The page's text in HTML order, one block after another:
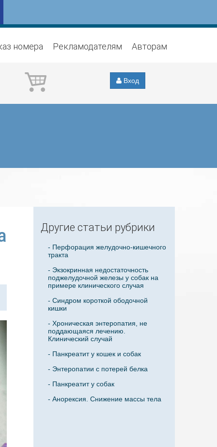
номера Рекламодателям Авторам
Вход
Другие статьи рубрики
- Перфорация желудочно-кишечного
тракта
- Экзокринная недостаточность
поджелудочной железы у собак на
примере клинического случая
- Синдром короткой ободочной
кишки
- Хроническая энтеропатия, не
поддающаяся лечению.
Клинический случай
- Панкреатит у кошек и собак
- Энтеропатии с потерей белка
- Панкреатит у собак
- Анорексия. Снижение массы тела